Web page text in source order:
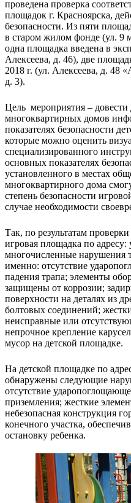
проведена проверка
площадок г. Красноярска,
безопасности. Из пяти
в старом жилом фонде (ул. 9
одна площадка введена в
Алексеева, д. 46), две
2018 г. (ул. Алексеева, д. 48
д. 3).
Цель мероприятия – довести
многоквартирных домов
показателях безопасности
которые можно оценить
специализированного
основных показателях
установленного в местах
многоквартирного дома
степень безопасности
случае необходимости
Так, по результатам
игровая площадка по адресу:
многочисленные нарушения
именно: отсутствие
падения трапа; элементы
защищены от коррозии;
поверхности на деталях из
болтовых соединений;
неисправные или
непрочное крепление
мусор на детской площадке.
На детской площадке по
обнаружены следующие
отсутствие
приземления; жесткие
небезопасная конструкция
конечного участка,
остановку ребенка.